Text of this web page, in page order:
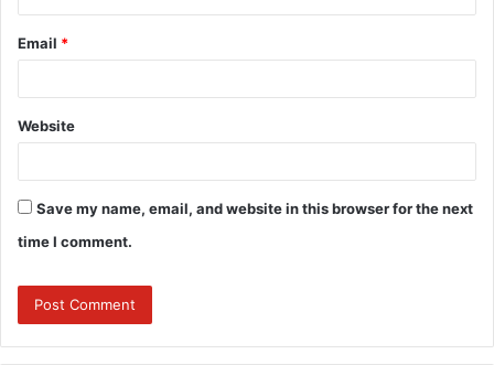
Email *
Website
Save my name, email, and website in this browser for the next
time I comment.